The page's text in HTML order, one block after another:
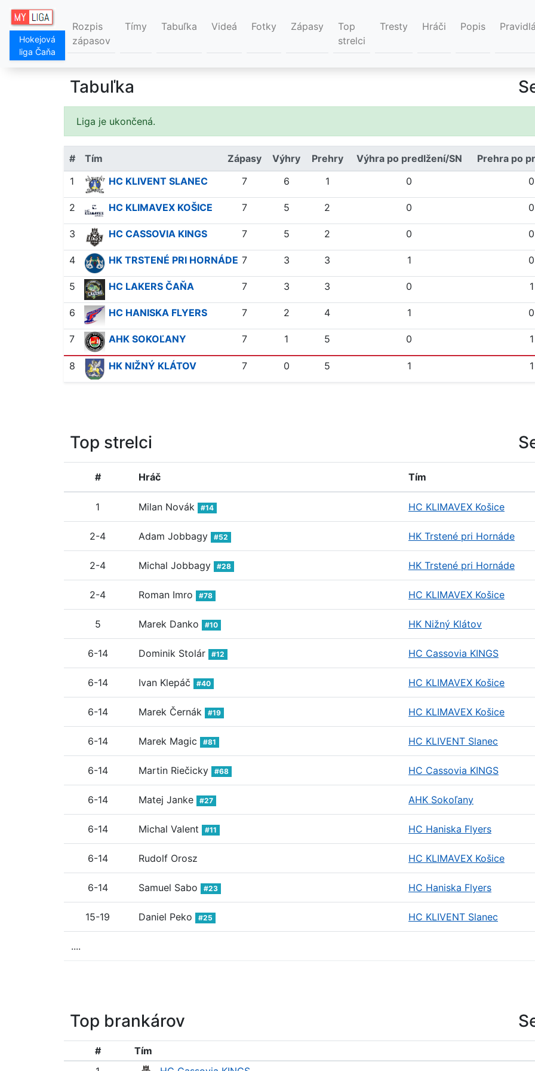
Hokejová
liga Čaňa
Rozpis
zápasov
Tímy Tabuľka Videá Fotky Zápasy
Top
strelci
Tresty Hráči Popis Pravidlá
Tabuľka
Liga je ukončená.
# Tím Zápasy Výhry Prehry Výhra po predlžení/SN Prehra po
1
HC KLIVENT SLANEC 7 6 1 0 0
2 HC KLIMAVEX KOŠICE 7 5 2 0 0
3 HC CASSOVIA KINGS 7 5 2 0 0
4 HK TRSTENÉ PRI HORNÁDE 7 3 3 1 0
5 HC LAKERS ČAŇA 7 3 3 0 1
6 HC HANISKA FLYERS 7 2 4 1 0
7 AHK SOKOĽANY 7 1 5 0 1
8 HK NIŽNÝ KLÁTOV 7 0 5 1 1
Top strelci
# Hráč Tím
1 Milan Novák #14 HC KLIMAVEX Košice
2-4 Adam Jobbagy #52 HK Trstené pri Hornáde
2-4 Michal Jobbagy #28 HK Trstené pri Hornáde
2-4 Roman Imro #78 HC KLIMAVEX Košice
5 Marek Danko #10 HK Nižný Klátov
6-14 Dominik Stolár #12 HC Cassovia KINGS
6-14 Ivan Klepáč #40 HC KLIMAVEX Košice
6-14 Marek Černák #19 HC KLIMAVEX Košice
6-14 Marek Magic #81 HC KLIVENT Slanec
6-14 Martin Riečicky #68 HC Cassovia KINGS
6-14 Matej Janke #27 AHK Sokoľany
6-14 Michal Valent #11 HC Haniska Flyers
6-14 Rudolf Orosz HC KLIMAVEX Košice
6-14 Samuel Sabo #23 HC Haniska Flyers
15-19 Daniel Peko #25 HC KLIVENT Slanec
....
Top brankárov
# Tím